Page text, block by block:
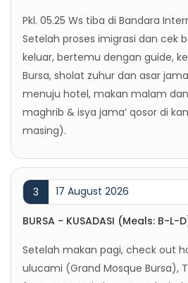
Pkl. 05.25 Ws tiba di Bandara
Setelah proses imigrasi dan cek
keluar, bertemu dengan guide,
Bursa, sholat zuhur dan asar
menuju hotel, makan malam
maghrib & isya jama’ qosor di
masing).
3 17 August 2026
BURSA - KUSADASI (Meals: B-L-
Setelah makan pagi, check out
ulucami (Grand Mosque Bursa),